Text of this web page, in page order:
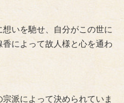
いを馳せ、自分がこの世に
によって故人様と心を通わ
派によって決められていま